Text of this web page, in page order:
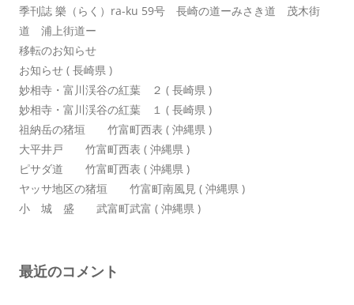
季刊誌 樂（らく）ra-ku 59号 長崎の道ーみさき道 茂木街
道 浦上街道ー
移転のお知らせ
お知らせ ( 長崎県 )
妙相寺・富川渓谷の紅葉 ２ ( 長崎県 )
妙相寺・富川渓谷の紅葉 １ ( 長崎県 )
祖納岳の猪垣 竹富町西表 ( 沖縄県 )
大平井戸 竹富町西表 ( 沖縄県 )
ピサダ道 竹富町西表 ( 沖縄県 )
ヤッサ地区の猪垣 竹富町南風見 ( 沖縄県 )
小 城 盛 武富町武富 ( 沖縄県 )
最近のコメント